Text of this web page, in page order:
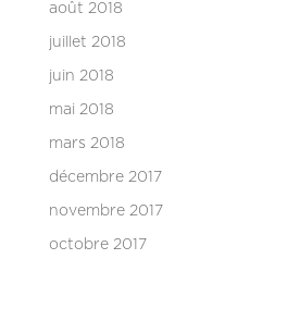
août 2018
juillet 2018
juin 2018
mai 2018
mars 2018
décembre 2017
novembre 2017
octobre 2017